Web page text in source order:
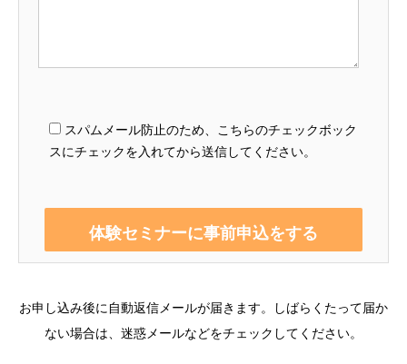
スパムメール防止のため、こちらのチェックボック
スにチェックを入れてから送信してください。
お申し込み後に自動返信メールが届きます。しばらくたって届か
ない場合は、迷惑メールなどをチェックしてください。